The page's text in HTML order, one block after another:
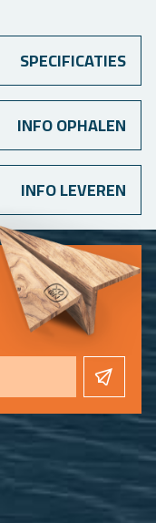
SPECIFICATIES
INFO OPHALEN
INFO LEVEREN